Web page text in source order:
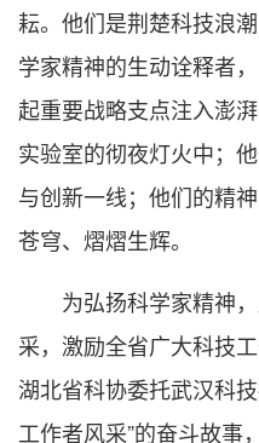
耘。他们是荆楚科技浪
学家精神的生动诠释者
起重要战略支点注入澎
实验室的彻夜灯火中；
与创新一线；他们的精
苍穹、熠熠生辉。
为弘扬科学家精神
采，激励全省广大科技
湖北省科协委托武汉科
工作者风采”的奋斗故事